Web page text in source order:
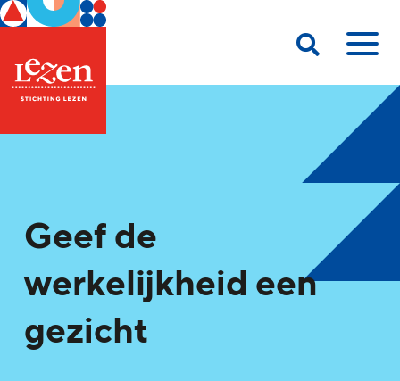
Geef de
werkelijkheid een
gezicht